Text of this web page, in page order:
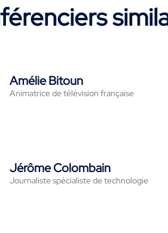
Amélie Bitoun
Animatrice de télévision française
Jérôme Colombain
Journaliste spécialiste de technologie